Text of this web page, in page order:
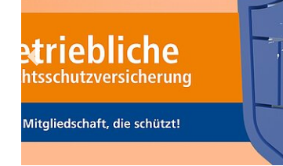
Previous